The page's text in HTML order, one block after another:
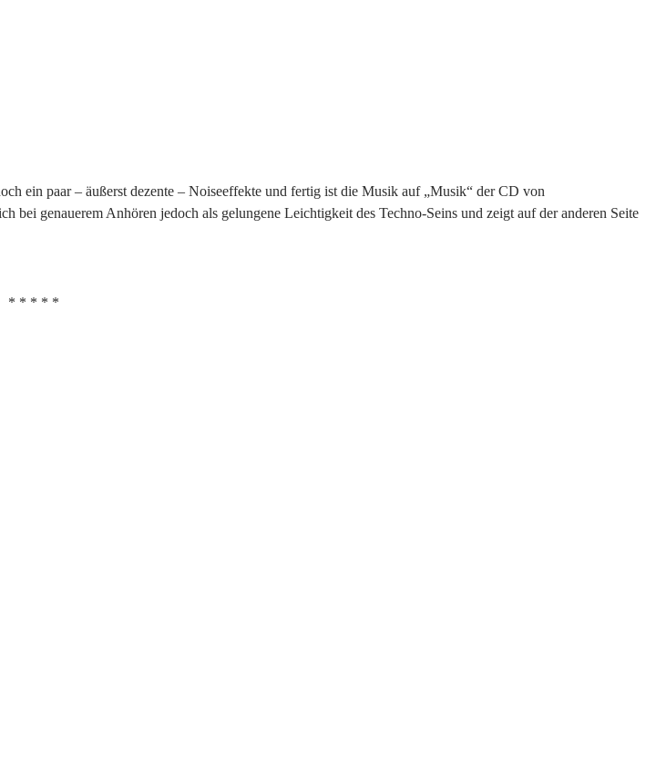
ein paar – äußerst dezente – Noiseeffekte und fertig ist die Musik auf „Musik“ der CD von
genauerem Anhören jedoch als gelungene Leichtigkeit des Techno-Seins und zeigt auf der anderen Seite
* * * * *